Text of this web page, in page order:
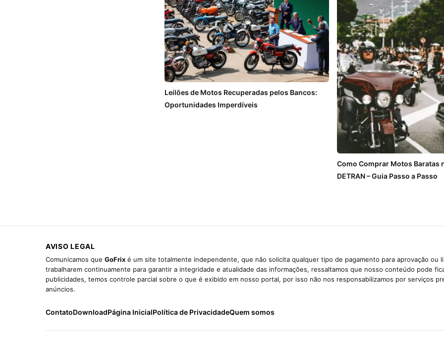
Leilões de Motos Recuperadas pelos Bancos:
Oportunidades Imperdíveis
Como Comprar Motos Baratas
DETRAN – Guia Passo a Passo
AVISO LEGAL
Comunicamos que GoFrix é um site totalmente independente, que não solicita qualquer tipo de pagamento para aprovação ou
trabalharem continuamente para garantir a integridade e atualidade das informações, ressaltamos que nosso conteúdo pode
publicidades, temos controle parcial sobre o que é exibido em nosso portal, por isso não nos responsabilizamos por serviços
anúncios.
ContatoDownloadPágina InicialPolítica de PrivacidadeQuem somos